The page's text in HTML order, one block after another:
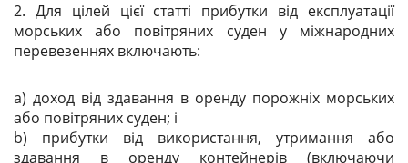
2. Для цілей цієї статті прибутки від експлуатації
морських або повітряних суден у міжнародних
перевезеннях включають:
a) доход від здавання в оренду порожніх морських
або повітряних суден; і
b) прибутки від використання, утримання або
здавання в оренду контейнерів (включаючи